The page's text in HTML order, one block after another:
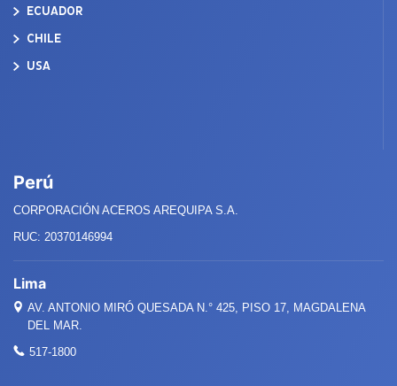
ECUADOR
CHILE
USA
Perú
CORPORACIÓN ACEROS AREQUIPA S.A.
RUC: 20370146994
Lima
AV. ANTONIO MIRÓ QUESADA N.° 425, PISO 17, MAGDALENA
DEL MAR.
517-1800